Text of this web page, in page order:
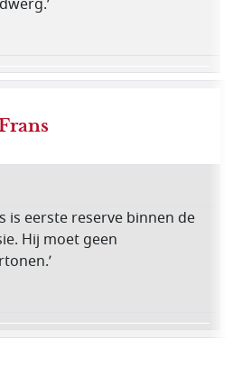
is eerste reserve binnen de
Hij moet geen